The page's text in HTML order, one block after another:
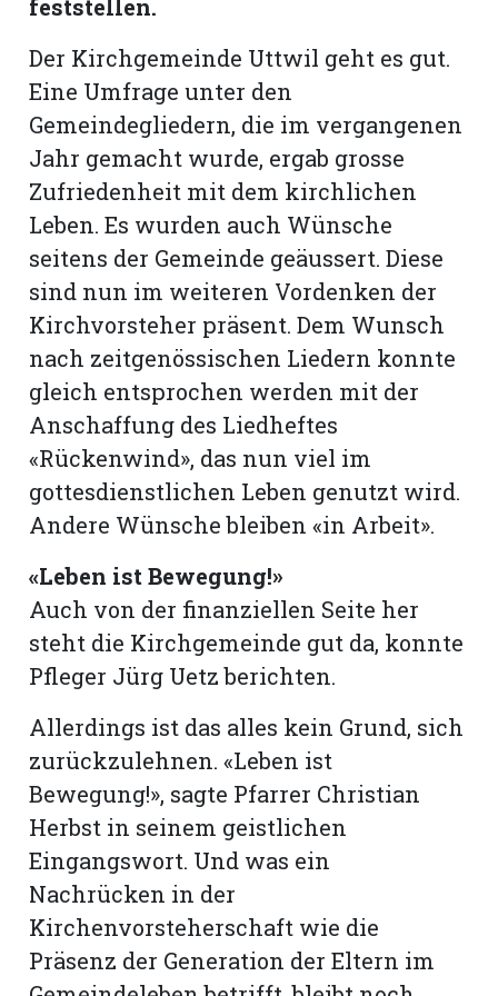
feststellen.
Der Kirchgemeinde Uttwil geht es gut.
Eine Umfrage unter den
Gemeindegliedern, die im vergangenen
Jahr gemacht wurde, ergab grosse
Zufriedenheit mit dem kirchlichen
Leben. Es wurden auch Wünsche
seitens der Gemeinde geäussert. Diese
sind nun im weiteren Vordenken der
Kirchvorsteher präsent. Dem Wunsch
nach zeitgenössischen Liedern konnte
gleich entsprochen werden mit der
Anschaffung des Liedheftes
«Rückenwind», das nun viel im
gottesdienstlichen Leben genutzt wird.
Andere Wünsche bleiben «in Arbeit».
«Leben ist Bewegung!»
Auch von der finanziellen Seite her
steht die Kirchgemeinde gut da, konnte
Pfleger Jürg Uetz berichten.
Allerdings ist das alles kein Grund, sich
zurückzulehnen. «Leben ist
Bewegung!», sagte Pfarrer Christian
Herbst in seinem geistlichen
Eingangswort. Und was ein
Nachrücken in der
Kirchenvorsteherschaft wie die
Präsenz der Generation der Eltern im